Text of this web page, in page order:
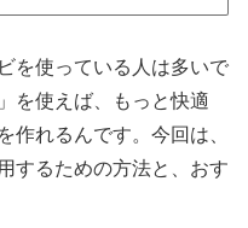
を使っている人は多いで
を使えば、もっと快適
作れるんです。今回は、
するための方法と、おす